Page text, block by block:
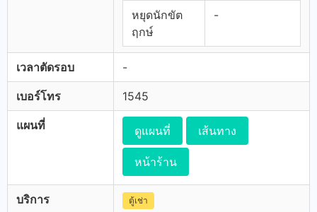
หยุดนักขัต
ฤกษ์
-
เวลาตัดรอบ -
เบอร์โทร 1545
แผนที่ ดูแผนที่ เส้นทาง
หน้าร้าน
บริการ ตู้เช่า